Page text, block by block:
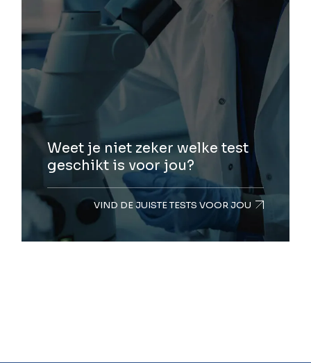
Weet je niet zeker welke test
geschikt is voor jou?
VIND DE JUISTE TESTS VOOR JOU